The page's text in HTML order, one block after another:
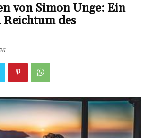
von Simon Unge: Ein
des